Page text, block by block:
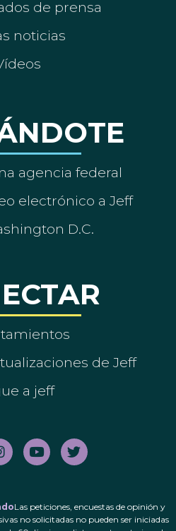
de prensa
noticias
agencia federal
electrónico a Jeff
D.C.
de Jeff
a jeff
Las peticiones, encuestas de opinión y
no solicitadas no pueden ser iniciadas